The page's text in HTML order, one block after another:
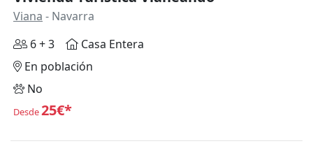
Viana - Navarra
6 + 3
Casa Entera
En población
No
Desde25€*